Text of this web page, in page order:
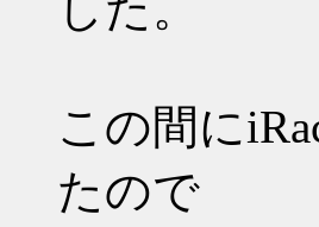
この間に
たので